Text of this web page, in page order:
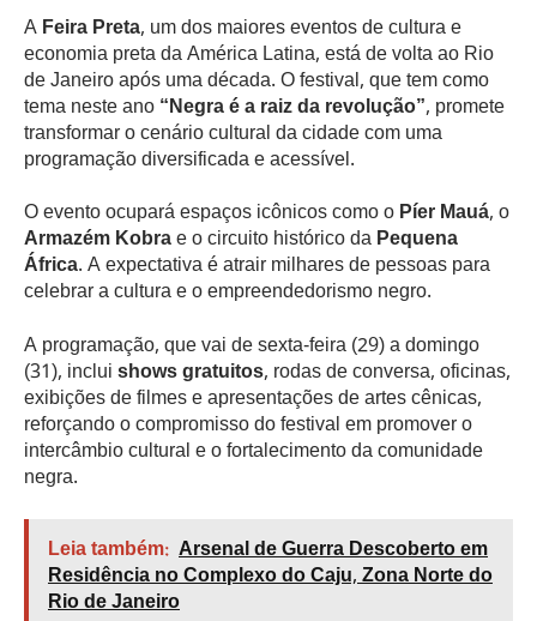
AFeira Preta, um dos maiores eventos de cultura e
economia preta da América Latina, está de volta ao Rio
de Janeiro após uma década. O festival, que tem como
tema neste ano“Negra é a raiz da revolução”, promete
transformar o cenário cultural da cidade com uma
programação diversificada e acessível.
O evento ocupará espaços icônicos como oPíer Mauá, o
Armazém Kobrae o circuito histórico daPequena
África. A expectativa é atrair milhares de pessoas para
celebrar a cultura e o empreendedorismo negro.
A programação, que vai de sexta-feira (29) a domingo
(31), incluishows gratuitos, rodas de conversa, oficinas,
exibições de filmes e apresentações de artes cênicas,
reforçando o compromisso do festival em promover o
intercâmbio cultural e o fortalecimento da comunidade
negra.
Leia também: Arsenal de Guerra Descoberto em
Residência no Complexo do Caju, Zona Norte do
Rio de Janeiro